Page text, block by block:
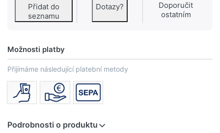
Přidat do
seznamu
Dotazy?
Doporučit
ostatním
Možnosti platby
Přijímáme následující platební metody
Podrobnosti o produktu